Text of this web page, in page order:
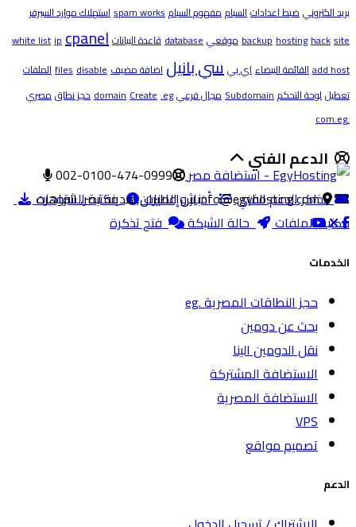
بريد الكترونيضبط اعداداتالسباممفهوم السبامspam worksاستهلاك موارد السيرفر
backuphostinghacksite موقعيdatabaseقاعدة البيانات white listipcpanel
add hostالقائمة البيضاءاي بيسي بانيل اضافة مضيف filesdisable
الملفات
تعطيللوحة التحكمSubdomainمجال فرعي domainCreate.eg حجز نطاقمصري
.com.eg
الدعم الفني
تذاكر الدعم الفني أخبار وإعلانات
مكتبة الشروحات
مكتبة الملفات
حالة الشبكة فتح تذكرة
002-0100-474-0999
info@egyhosting.com 52 ش الطيران, مدينة نصر, القاهره
الخدمات
حجز النطاقات المصرية .eg
بحث عن دومين
نقل الدومين الينا
الاستضافة المشتركة
الاستضافة المصرية
VPS
تصميم مواقع
الدعم